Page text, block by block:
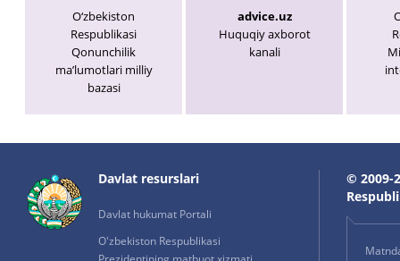
O‘zbekiston
Respublikasi
Qonunchilik
maʼlumotlari milliy
bazasi
advice.uz
Huquqiy axborot
kanali
Davlat resurslari
Davlat hukumat Portali
O'zbekiston Respublikasi
© 2009-